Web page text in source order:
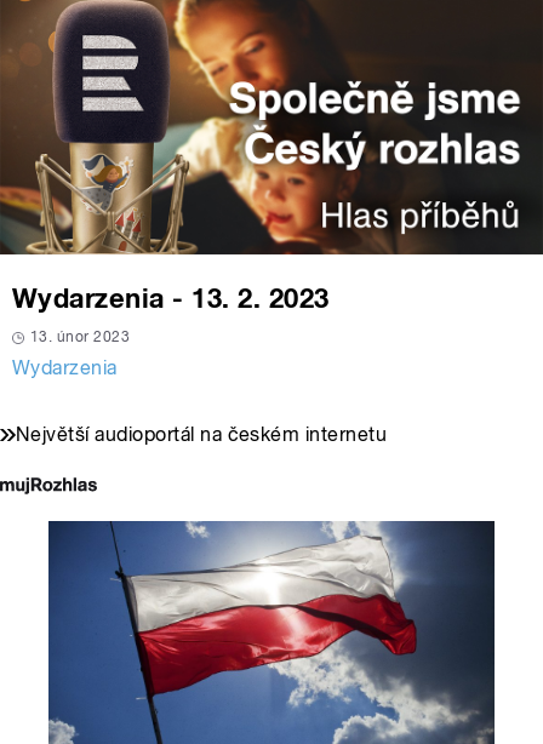
Wydarzenia - 13. 2. 2023
13. únor 2023
Wydarzenia
Největší audioportál na českém internetu